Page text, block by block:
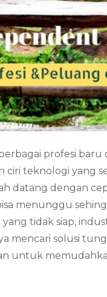
profesi
ciri teknologi yang
datang dengan
menunggu
yang tidak siap,
mencari solusi
untuk